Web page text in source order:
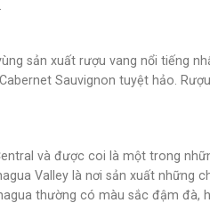
sản xuất rượu vang nổi tiếng
Sauvignon tuyệt hảo.
và được coi là một trong
Valley là nơi sản xuất những
thường có màu sắc đậm đà,